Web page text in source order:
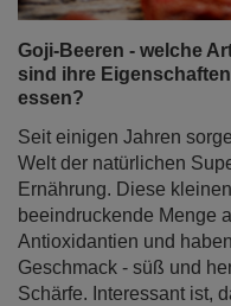
Seit einigen Jahren
Welt der natürlichen
Ernährung. Diese
beeindruckende Menge
Antioxidantien und
Geschmack - süß und
Schärfe. Interessant ist,
getrocknete Gojibeeren
asiatischen Ländern, wo
oft frisch verzehrt werden.